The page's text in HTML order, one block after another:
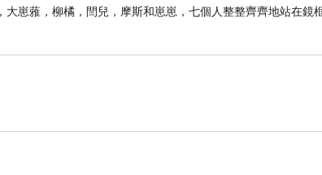
崽蕥，柳橘，閆兒，摩斯和崽崽，七個人整整齊齊地站在鏡